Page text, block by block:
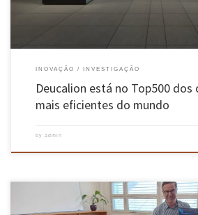
INOVAÇÃO INVESTIGAÇÃO
Deucalion está no Top500
mais eficientes do mundo
by admin